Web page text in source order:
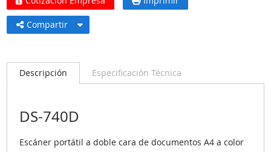
Compartir
Descripción Especificación Técnica
DS-740D
Escáner portátil a doble cara de documentos A4 a color